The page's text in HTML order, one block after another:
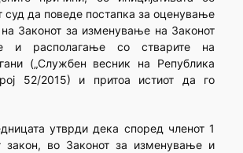
суд да поведе постапка за оценување
на Законот за изменување на Законот
и располагање со стварите на
(„Службен весник на Република
52/2015) и притоа истиот да го
утврди дека според членот 1
закон, во Законот за изменување и